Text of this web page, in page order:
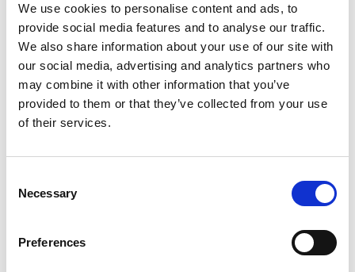
We use cookies to personalise content and ads, to
provide social media features and to analyse our traffic.
We also share information about your use of our site with
our social media, advertising and analytics partners who
may combine it with other information that you’ve
provided to them or that they’ve collected from your use
of their services.
Selection
Necessary
Preferences
proprio accanto alla vivace località di Medulin - un
tempo villaggio di pescatori, oggi una delle mete
balneari più amate del sud dell\'Istria. Immerso in
pini profumati e circondato da oltre tre chilometri di
costa, offre case mobili (mobil home) in affitto come
base economica e adatta alle famiglie sul mare. Gli
ospiti troveranno spiagge per tutti i gusti, tra cui una
acquapark, sport acquatici e un grande Family Park
all\'ingresso del campeggio. Con splendide viste
Kamenjak e il vicino porto turistico, e un piccolo